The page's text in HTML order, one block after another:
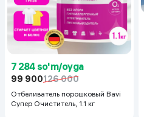
7 284 so'm/oyga
99 900126 000
Отбеливатель порошковый Bavi
Супер Очиститель, 1.1 кг